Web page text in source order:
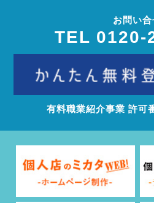
お問い合
TEL 0120-
有料職業紹介事業 許可